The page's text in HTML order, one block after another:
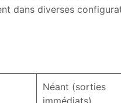
dans diverses
Néant (sorties
immédiats)